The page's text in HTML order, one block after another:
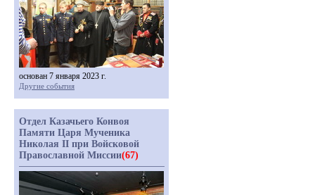
основан 7 января 2023 г.
Другие события
Отдел Казачьего Конвоя
Памяти Царя Мученика
Николая II при Войсковой
Православной Миссии(67)